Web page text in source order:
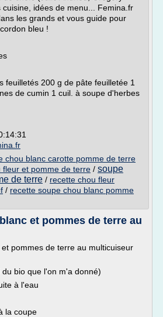
idées de menu... Femina.fr
les grands et vous guide pour
bleu !
feuilletés 200 g de pâte feuilletée 1
de cumin 1 cuil. à soupe d'herbes
chou blanc carotte pomme de terre
fleur et pomme de terre / soupe
de terre / recette chou fleur
/ recette soupe chou blanc pomme
et pommes de terre au
pommes de terre au multicuiseur
bio que l'on m'a donné)
à l'eau
la coupe